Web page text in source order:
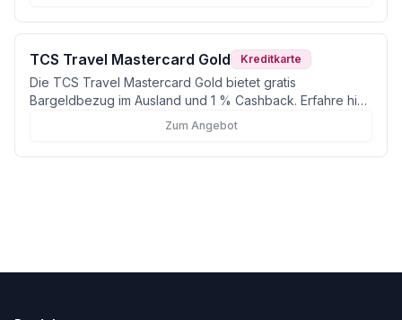
TCS Travel Mastercard Gold Kreditkarte
Die TCS Travel Mastercard Gold bietet gratis
Bargeldbezug im Ausland und 1 % Cashback. Erfahre hier,
für wen sich die Karte trotz CHF 100 Jahresgebühr
Zum Angebot